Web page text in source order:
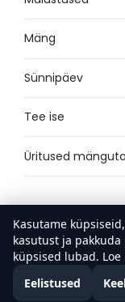
Mäng
Sünnipäev
Tee ise
Üritused
Kasutame
kasutust ja
küpsised lubad. Loe
Eelistused